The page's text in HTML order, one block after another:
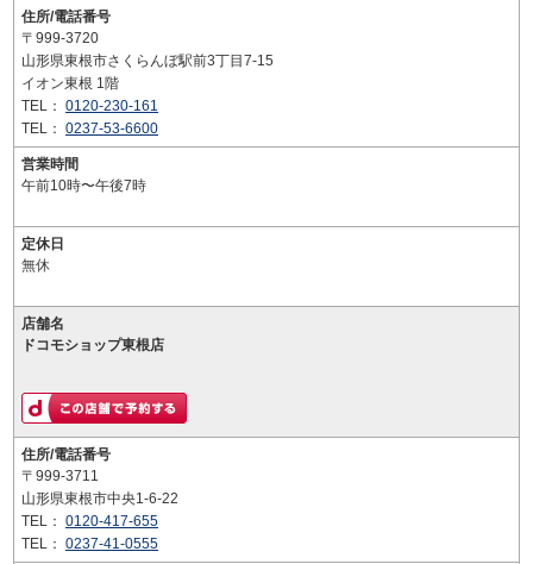
住所/電話番号
〒999-3720
山形県東根市さくらんぼ駅前3丁目7-15
イオン東根 1階
TEL： 0120-230-161
TEL： 0237-53-6600
営業時間
午前10時〜午後7時
定休日
無休
店舗名
ドコモショップ東根店
住所/電話番号
〒999-3711
山形県東根市中央1-6-22
TEL： 0120-417-655
TEL： 0237-41-0555